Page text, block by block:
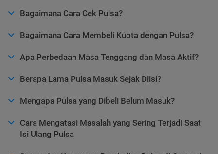
Bagaimana Cara Cek Pulsa?
Bagaimana Cara Membeli Kuota dengan Pulsa?
Apa Perbedaan Masa Tenggang dan Masa Aktif?
Berapa Lama Pulsa Masuk Sejak Diisi?
Mengapa Pulsa yang Dibeli Belum Masuk?
Cara Mengatasi Masalah yang Sering Terjadi Saat
Isi Ulang Pulsa